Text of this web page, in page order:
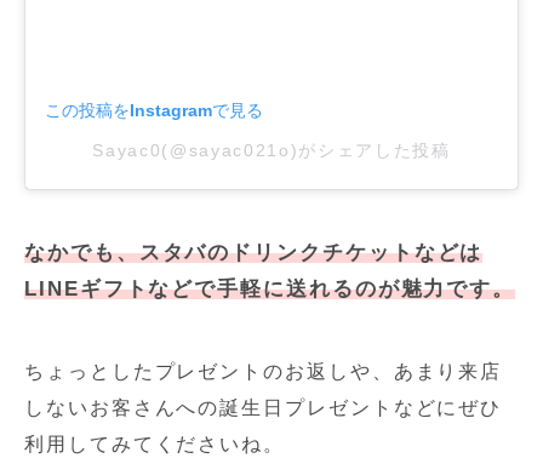
この投稿をInstagramで見る
Sayac0(@sayac021o)がシェアした投稿
なかでも、スタバのドリンクチケットなどは
LINEギフトなどで手軽に送れるのが魅力です。
ちょっとしたプレゼントのお返しや、あまり来店
しないお客さんへの誕生日プレゼントなどにぜひ
利用してみてくださいね。